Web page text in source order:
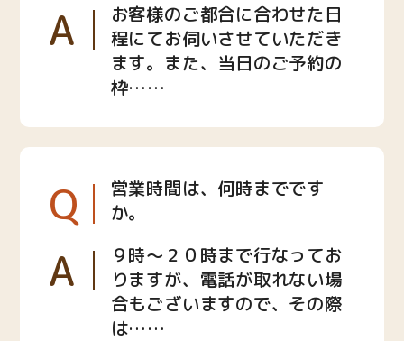
A
お客様のご都合に合わせた日
程にてお伺いさせていただき
ます。また、当日のご予約の
枠……
Q
営業時間は、何時までです
か。
A
９時〜２０時まで行なってお
りますが、電話が取れない場
合もございますので、その際
は……